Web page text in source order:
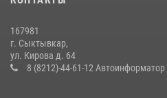
Владимира
В Усинске росгвардейцы оперативно
30 июля 2026, 13:53
167981
г. Сыктывкар,
ул. Кирова д. 64
8 (8212)-44-61-12